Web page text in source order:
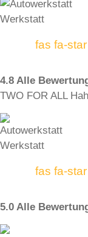
fas fa-star
4.8 Alle
TWO FOR ALL
fas fa-star
5.0 Alle